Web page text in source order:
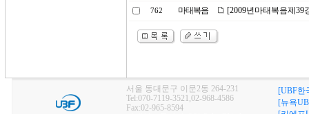
762 마태복음 [2009년마태복음제39
서울 동대문구 이문2동 264-231
Tel:070-7119-3521,02-968-4586
Fax:02-965-8594
[UBF한
[뉴욕